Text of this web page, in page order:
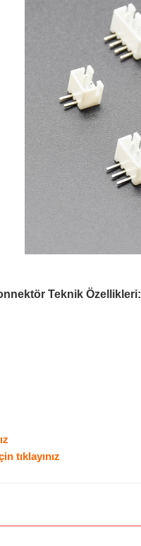
Teknik Özellikleri:
tıklayınız